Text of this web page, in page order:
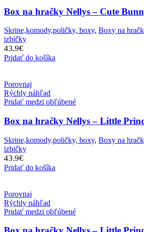
Box na hračky Nellys – Cute
Skrine,komody,poličky, boxy, Boxy na
izbičky
43.9€
Pridať do košíka
Porovnaj
Rýchly náhľad
Pridať medzi obľúbené
Box na hračky Nellys – Little
Skrine,komody,poličky, boxy, Boxy na
izbičky
43.9€
Pridať do košíka
Porovnaj
Rýchly náhľad
Pridať medzi obľúbené